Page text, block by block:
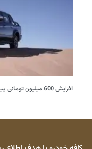
افزایش 600 میلیون تومانی پیکاپ KMC T9 کرمان موتور اعلام شد